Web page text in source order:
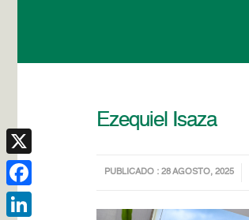
Ezequiel Isaza
PUBLICADO : 28 AGOSTO, 2025
X
Facebook